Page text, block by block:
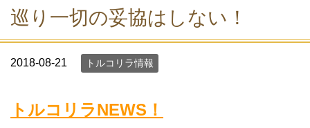
巡り一切の妥協はしない！
2018-08-21 トルコリラ情報
トルコリラNEWS！